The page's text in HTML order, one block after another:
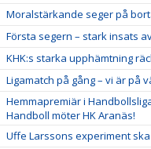
Moralstärkande seger på
Första segern – stark insats
KHK:s starka upphämtning
Ligamatch på gång – vi är på
Hemmapremiär i
Handboll möter HK Aranäs!
Uffe Larssons experiment